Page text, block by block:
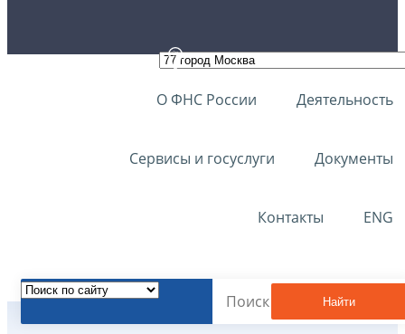
О ФНС России Деятельность
Сервисы и госуслуги Документы
Контакты ENG
Найти